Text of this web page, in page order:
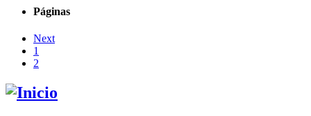
Páginas
Next
1
2